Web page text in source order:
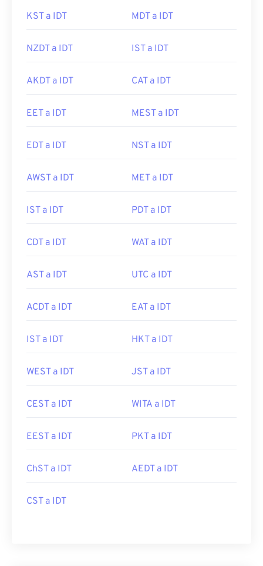
KST a IDT MDT a IDT
NZDT a IDT IST a IDT
AKDT a IDT CAT a IDT
EET a IDT MEST a IDT
EDT a IDT NST a IDT
AWST a IDT MET a IDT
IST a IDT PDT a IDT
CDT a IDT WAT a IDT
AST a IDT UTC a IDT
ACDT a IDT EAT a IDT
IST a IDT HKT a IDT
WEST a IDT JST a IDT
CEST a IDT WITA a IDT
EEST a IDT PKT a IDT
ChST a IDT AEDT a IDT
CST a IDT